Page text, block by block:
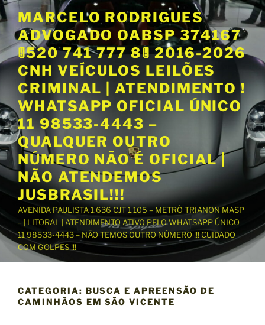
P
u
a
r
r
a
o
c
o
n
t
ú
d
MARCELO RODRIGUES
ADVOGADO OABSP 374167
🚦520 741 777 8🚦 2016-2026
CNH VEÍCULOS LEILÕES
CRIMINAL | ATENDIMENTO !
WHATSAPP OFICIAL ÚNICO
11 98533-4443 –
QUALQUER OUTRO
NÚMERO NÃO É OFICIAL |
NÃO ATENDEMOS
JUSBRASIL!!!
AVENIDA PAULISTA 1.636 CJT 1.105 – METRÔ TRIANON MASP
– | LITORAL | ATENDIMENTO ATIVO PELO WHATSAPP ÚNICO
11 98533-4443 – NÃO TEMOS OUTRO NÚMERO !!! CUIDADO
COM GOLPES !!!
CATEGORIA: BUSCA E APREENSÃO DE
CAMINHÃOS EM SÃO VICENTE